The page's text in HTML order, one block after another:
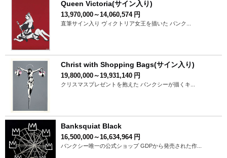
Queen Victoria(サイン入り)
13,970,000～14,060,574 円
直筆サイン入り ヴィクトリア女王を描いた バンク...
Christ with Shopping Bags(サイン入り)
19,800,000～19,931,140 円
クリスマスプレゼントを抱えた バンクシーが描くキ...
Banksquiat Black
16,500,000～16,634,964 円
バンクシー唯一の公式ショップ GDPから発売された作...